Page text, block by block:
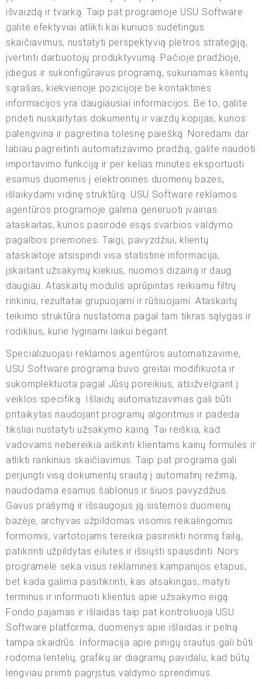
išvaizdą ir tvarką. Taip pat programoje USU Software
galite efektyviai atlikti kai kuriuos sudėtingus
skaičiavimus, nustatyti perspektyvią plėtros strategiją,
įvertinti darbuotojų produktyvumą. Pačioje pradžioje,
įdiegus ir sukonfigūravus programą, sukuriamas klientų
sąrašas, kiekvienoje pozicijoje be kontaktinės
informacijos yra daugiausiai informacijos. Be to, galite
pridėti nuskaitytas dokumentų ir vaizdų kopijas, kurios
palengvina ir pagreitina tolesnę paiešką. Norėdami dar
labiau pagreitinti automatizavimo pradžią, galite naudoti
importavimo funkciją ir per kelias minutes eksportuoti
esamus duomenis į elektronines duomenų bazes,
išlaikydami vidinę struktūrą. USU Software reklamos
agentūros programoje galima generuoti įvairias
ataskaitas, kurios pasirodė esąs svarbios valdymo
pagalbos priemonės. Taigi, pavyzdžiui, klientų
ataskaitoje atsispindi visa statistinė informacija,
įskaitant užsakymų kiekius, nuomos dizainą ir daug
daugiau. Ataskaitų modulis aprūpintas reikiamu filtrų
rinkiniu, rezultatai grupuojami ir rūšiuojami. Ataskaitų
teikimo struktūra nustatoma pagal tam tikras sąlygas ir
rodiklius, kurie lyginami laikui bėgant.
Specializuojasi reklamos agentūros automatizavime,
USU Software programa buvo greitai modifikuota ir
sukomplektuota pagal Jūsų poreikius, atsižvelgiant į
veiklos specifiką. Išlaidų automatizavimas gali būti
pritaikytas naudojant programų algoritmus ir padeda
tiksliai nustatyti užsakymo kainą. Tai reiškia, kad
vadovams nebereikia aiškinti klientams kainų formulės ir
atlikti rankinius skaičiavimus. Taip pat programa gali
perjungti visą dokumentų srautą į automatinį režimą,
naudodama esamus šablonus ir šiuos pavyzdžius.
Gavus prašymą ir išsaugojus ją sistemos duomenų
bazėje, archyvas užpildomas visomis reikalingomis
formomis, vartotojams tereikia pasirinkti norimą failą,
patikrinti užpildytas eilutes ir išsiųsti spausdinti. Nors
programėlė seka visus reklaminės kampanijos etapus,
bet kada galima pasitikrinti, kas atsakingas, matyti
terminus ir informuoti klientus apie užsakymo eigą.
Fondo pajamas ir išlaidas taip pat kontroliuoja USU
Software platforma, duomenys apie išlaidas ir pelną
tampa skaidrūs. Informacija apie pinigų srautus gali būti
rodoma lentelių, grafikų ar diagramų pavidalu, kad būtų
lengviau priimti pagrįstus valdymo sprendimus.